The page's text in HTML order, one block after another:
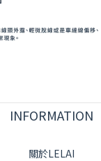
INFORMATION
關於LELAI